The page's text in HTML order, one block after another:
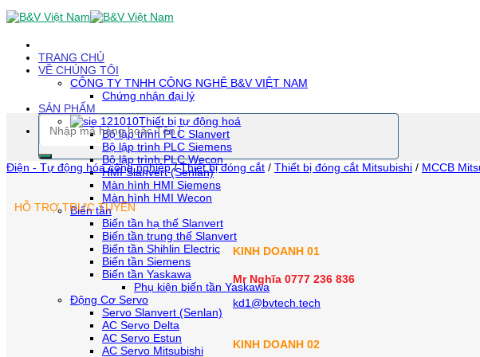
Skip
To
(tạm
dịch)
TRANG CHỦ
VỀ CHÚNG TÔI
CÔNG TY TNHH CÔNG NGHỆ B&V VIỆT NAM
Chứng nhận đại lý
SẢN PHẨM
Thiết bị tự động hoá
Bộ lập trình PLC Slanvert
Bộ lập trình PLC Siemens
Bộ lập trình PLC Wecon
HMI Slanvert (Senlan)
Màn hình HMI Siemens
Màn hình HMI Wecon
Biến tần
Biến tần hạ thế Slanvert
Biến tần trung thế Slanvert
Biến tần Shihlin Electric
Biến tần Siemens
Biến tần Yaskawa
Phụ kiện biến tần Yaskawa
Động Cơ Servo
Servo Slanvert (Senlan)
AC Servo Delta
AC Servo Estun
AC Servo Mitsubishi
Tìm
kiếm:
Điện - Tự động hóa công nghiệp / Thiết bị đóng cắt / Thiết bị đóng cắt Mitsubishi / MCCB
HỖ TRỢ TRỰC TUYẾN
KINH DOANH 01
Mr Nghĩa 0777 236 836
kd1@bvtech.tech
KINH DOANH 02